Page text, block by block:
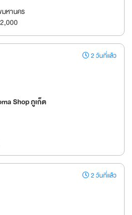
มหานคร
2 วันที่แล้ว
Shop ภูเก็ต
2 วันที่แล้ว